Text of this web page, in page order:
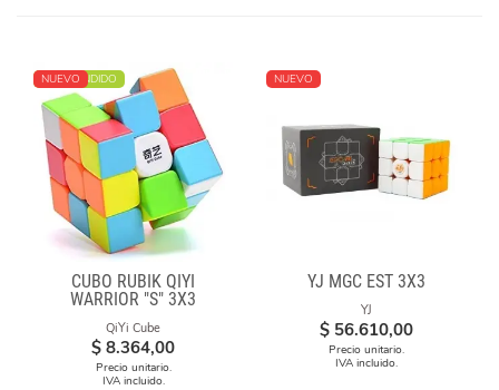
MÁS VENDIDO
NUEVO
CUBO RUBIK QIYI
WARRIOR "S" 3X3
STICKERLESS
QiYi Cube
$ 8.364,00
Precio unitario.
IVA incluido.
NUEVO
YJ MGC EST 3X3
YJ
$ 56.610,00
Precio unitario.
IVA incluido.